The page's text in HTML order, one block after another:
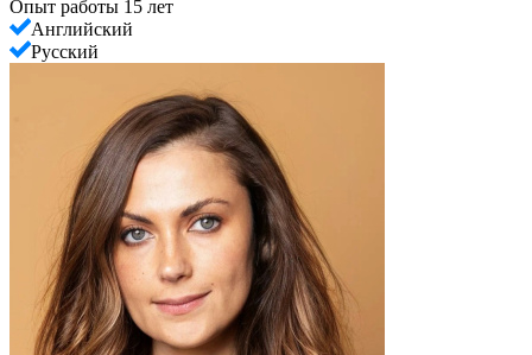
Опыт работы 15 лет
Английский
Русский